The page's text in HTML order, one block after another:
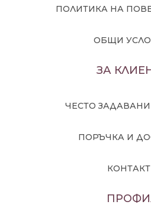
ПОЛИТИКА НА
ОБЩИ
ЗА
ЧЕСТО
ПОРЪЧКА И